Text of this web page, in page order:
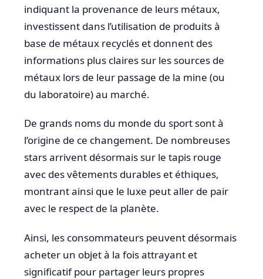
indiquant la provenance de leurs métaux,
investissent dans l’utilisation de produits à
base de métaux recyclés et donnent des
informations plus claires sur les sources de
métaux lors de leur passage de la mine (ou
du laboratoire) au marché.
De grands noms du monde du sport sont à
l’origine de ce changement. De nombreuses
stars arrivent désormais sur le tapis rouge
avec des vêtements durables et éthiques,
montrant ainsi que le luxe peut aller de pair
avec le respect de la planète.
Ainsi, les consommateurs peuvent désormais
acheter un objet à la fois attrayant et
significatif pour partager leurs propres